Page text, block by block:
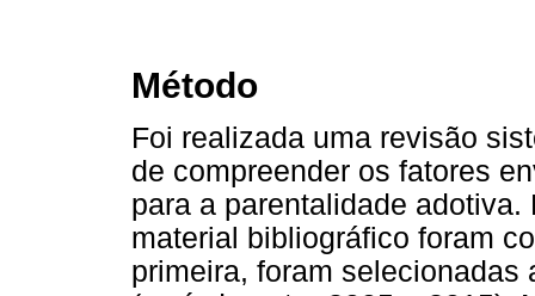
Método
Foi realizada uma revisão
de compreender os fatores
para a parentalidade
material bibliográfico foram
primeira, foram